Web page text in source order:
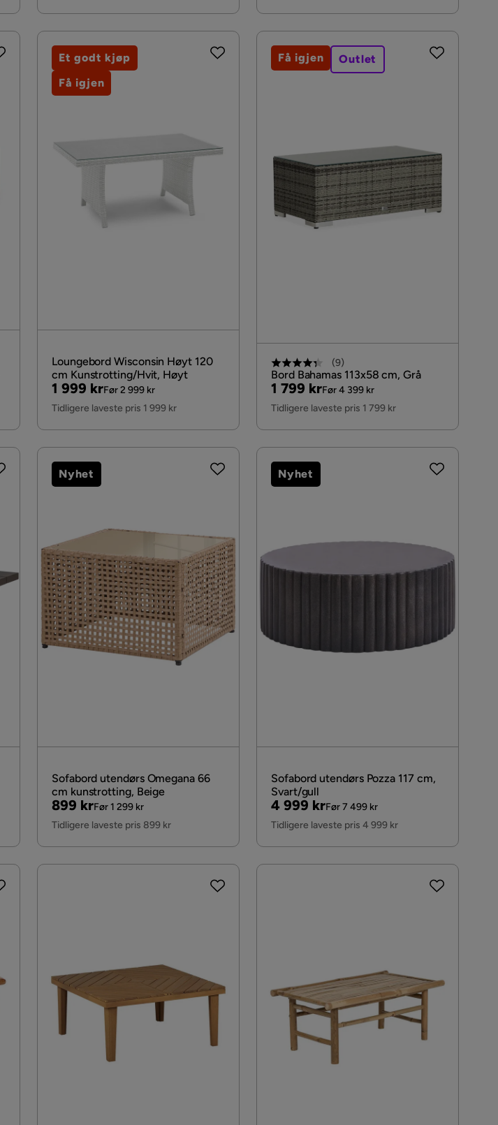
Loungebord Wisconsin Høyt 120
cm Kunstrotting/Hvit, Høyt
Pris
1 999 kr
Original
Pris
Før 2 999 kr
Tidligere laveste pris 1 999 kr
Et godt kjøp
Få igjen
(9)
Bord Bahamas 113x58 cm, Grå
Pris
1 799 kr
Original
Pris
Før 4 399 kr
Tidligere laveste pris 1 799 kr
Få igjen Outlet
Sofabord utendørs Omegana 66
cm kunstrotting, Beige
Pris
899 kr
Original
Pris
Før 1 299 kr
Tidligere laveste pris 899 kr
Nyhet
Sofabord utendørs Pozza 117 cm,
Svart/gull
Pris
4 999 kr
Original
Pris
Før 7 499 kr
Tidligere laveste pris 4 999 kr
Nyhet